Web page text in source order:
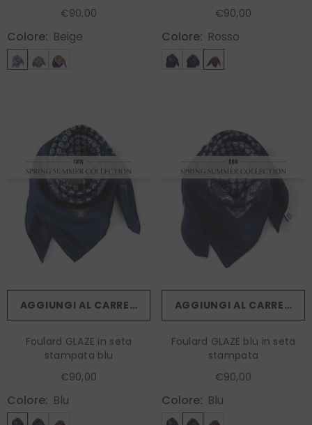
€90,00
Colore: Beige
€90,00
Colore: Rosso
AGGIUNGI AL CARRELLO
Foulard GLAZE in seta
stampata blu
€90,00
Colore: Blu
AGGIUNGI AL CARRELLO
Foulard GLAZE blu in seta
stampata
€90,00
Colore: Blu